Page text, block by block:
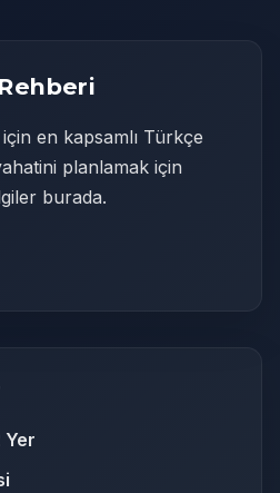
en kapsamlı Türkçe
planlamak için
burada.
Yer